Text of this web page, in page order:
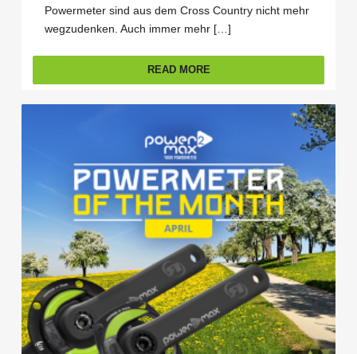
Powermeter sind aus dem Cross Country nicht mehr
wegzudenken. Auch immer mehr […]
READ MORE